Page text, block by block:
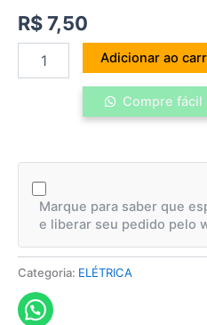
R$7,50
Adicionar ao
Compre fácil
Marque para saber que
e liberar seu pedido pelo
Categoria: ELÉTRICA